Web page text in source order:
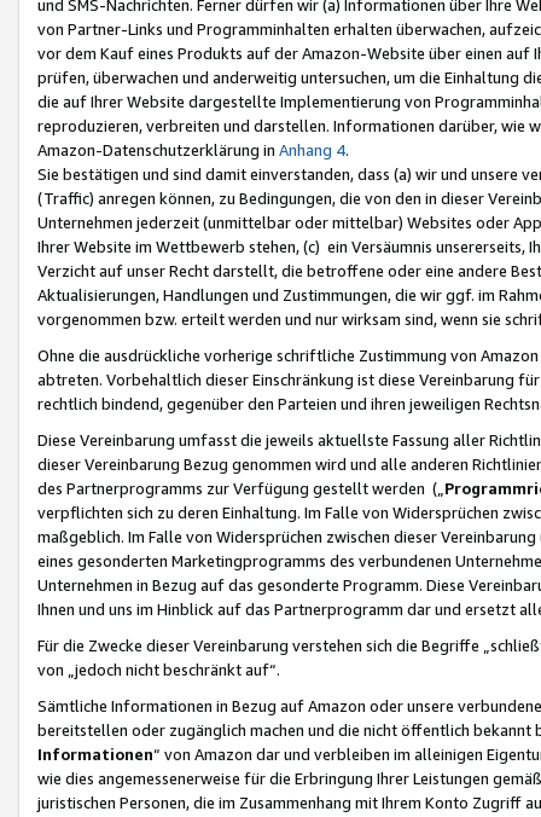
und SMS-Nachrichten. Ferner dürfen wir (a) Informationen über Ihre
von Partner-Links und Programminhalten erhalten überwachen,
vor dem Kauf eines Produkts auf der Amazon-Website über einen
prüfen, überwachen und anderweitig untersuchen, um die Einhaltung
die auf Ihrer Website dargestellte Implementierung von
reproduzieren, verbreiten und darstellen. Informationen darüber, wie
Amazon-Datenschutzerklärung in Anhang 4.
Sie bestätigen und sind damit einverstanden, dass (a) wir und
(Traffic) anregen können, zu Bedingungen, die von den in dieser
Unternehmen jederzeit (unmittelbar oder mittelbar) Websites oder
Ihrer Website im Wettbewerb stehen, (c) ein Versäumnis unsererseits,
Verzicht auf unser Recht darstellt, die betroffene oder eine andere
Aktualisierungen, Handlungen und Zustimmungen, die wir ggf. im
vorgenommen bzw. erteilt werden und nur wirksam sind, wenn sie
Ohne die ausdrückliche vorherige schriftliche Zustimmung von
abtreten. Vorbehaltlich dieser Einschränkung ist diese Vereinbarung
rechtlich bindend, gegenüber den Parteien und ihren jeweiligen
Diese Vereinbarung umfasst die jeweils aktuellste Fassung aller
dieser Vereinbarung Bezug genommen wird und alle anderen
des Partnerprogramms zur Verfügung gestellt werden („
verpflichten sich zu deren Einhaltung. Im Falle von Widersprüchen
maßgeblich. Im Falle von Widersprüchen zwischen dieser
eines gesonderten Marketingprogramms des verbundenen
Unternehmen in Bezug auf das gesonderte Programm. Diese
Ihnen und uns im Hinblick auf das Partnerprogramm dar und ersetzt
Für die Zwecke dieser Vereinbarung verstehen sich die Begriffe
von „jedoch nicht beschränkt auf“.
Sämtliche Informationen in Bezug auf Amazon oder unsere
bereitstellen oder zugänglich machen und die nicht öffentlich
Informationen“ von Amazon dar und verbleiben im alleinigen
wie dies angemessenerweise für die Erbringung Ihrer Leistungen
juristischen Personen, die im Zusammenhang mit Ihrem Konto